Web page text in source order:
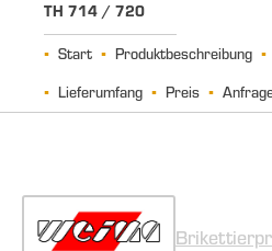
TH 714 / 720
Start Produktbeschreibung
Lieferumfang
Preis